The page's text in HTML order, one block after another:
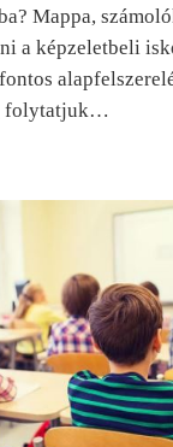
Mappa,
a képzeletbeli
folytatjuk…